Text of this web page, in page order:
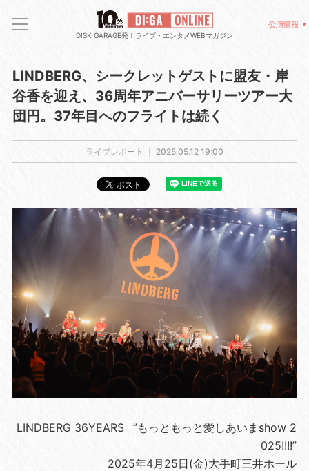
DISK GARAGE発！ライブ・エンタメWEBマガジン
公演情報
LINDBERG、シークレットゲストに盟友・岸
谷香を迎え、36周年アニバーサリーツアー大
団円。37年目へのフライトは続く
ライブレポート ｜ 2025.05.12 19:00
LINDBERG 36YEARS ”もっともっと愛しあいまshow 2
025!!!!”
2025年4月25日(金)大手町三井ホール